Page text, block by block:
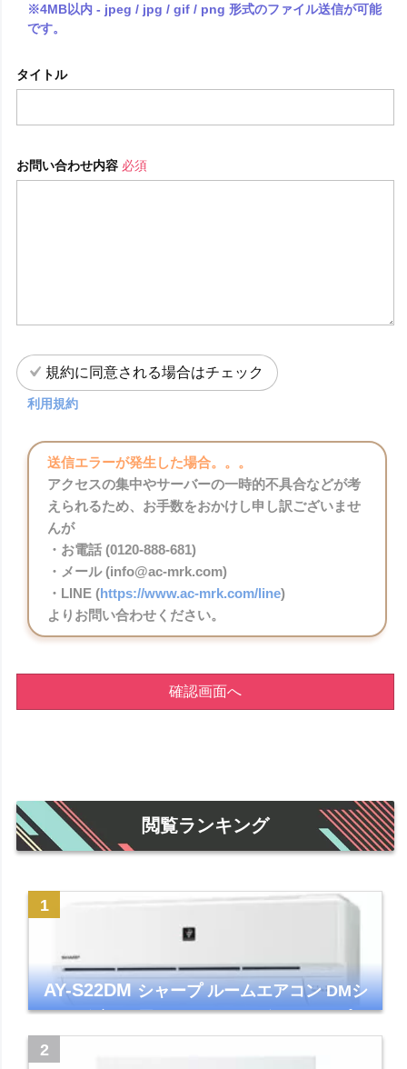
※4MB以内 - jpeg / jpg / gif / png 形式のファイル送信が可能
です。
タイトル
お問い合わせ内容 必須
規約に同意される場合はチェック
利用規約
送信エラーが発生した場合。。。
アクセスの集中やサーバーの一時的不具合などが考
えられるため、お手数をおかけし申し訳ございませ
んが
・お電話 (0120-888-681)
・メール (info@ac-mrk.com)
・LINE (https://www.ac-mrk.com/line)
よりお問い合わせください。
確認画面へ
閲覧ランキング
AY-S22DMシャープ ルームエアコン DMシ
リーズ 主に6畳 ホワイト 2024年モデル プラ